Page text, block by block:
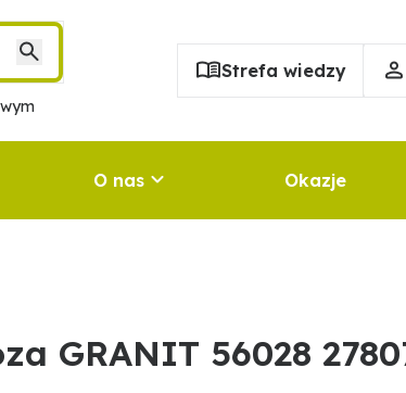
Strefa wiedzy
O nas Okazje
GRANIT 56028